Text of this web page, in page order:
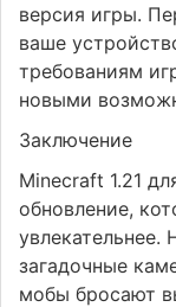
версия игры.
ваше
требованиям
новыми
Заключение
Minecraft 1.21
обновление,
загадочные
мобы бросают